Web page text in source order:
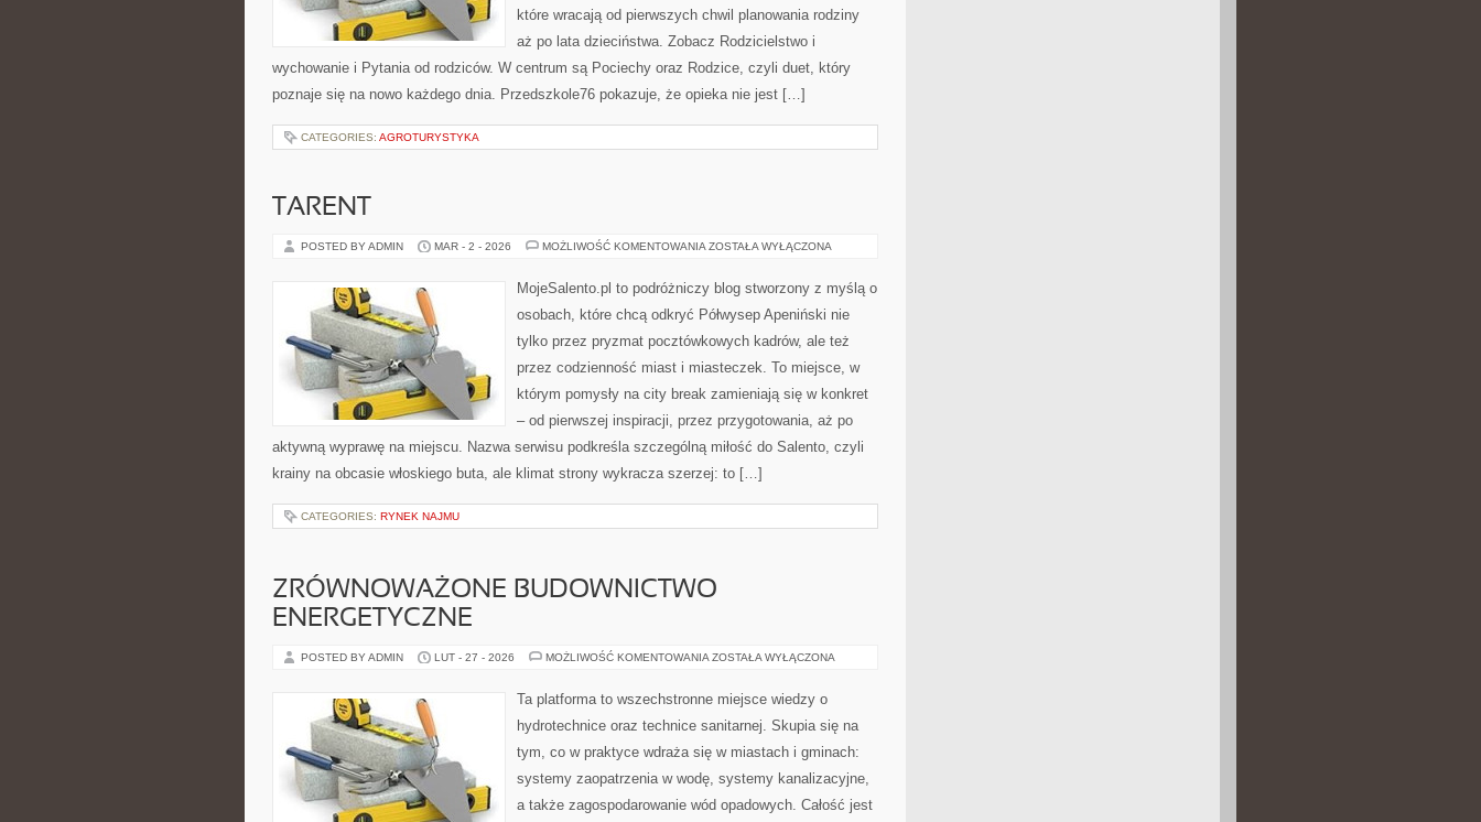
które wracają od pierwszych chwil planowania rodziny
aż po lata dzieciństwa. Zobacz Rodzicielstwo i
wychowanie i Pytania od rodziców. W centrum są Pociechy oraz Rodzice, czyli duet, który
poznaje się na nowo każdego dnia. Przedszkole76 pokazuje, że opieka nie jest […]
CATEGORIES: AGROTURYSTYKA
TARENT
POSTED BY ADMIN MAR - 2 - 2026 MOŻLIWOŚĆ KOMENTOWANIA TARENT
ZOSTAŁA WYŁĄCZONA
MojeSalento.pl to podróżniczy blog stworzony z myślą o
osobach, które chcą odkryć Półwysep Apeniński nie
tylko przez pryzmat pocztówkowych kadrów, ale też
przez codzienność miast i miasteczek. To miejsce, w
którym pomysły na city break zamieniają się w konkret
– od pierwszej inspiracji, przez przygotowania, aż po
aktywną wyprawę na miejscu. Nazwa serwisu podkreśla szczególną miłość do Salento, czyli
krainy na obcasie włoskiego buta, ale klimat strony wykracza szerzej: to […]
CATEGORIES: RYNEK NAJMU
ZRÓWNOWAŻONE BUDOWNICTWO
ENERGETYCZNE
POSTED BY ADMIN LUT - 27 - 2026 MOŻLIWOŚĆ KOMENTOWANIA ZRÓWNOWAŻONE
ZOSTAŁA WYŁĄCZONA
Ta platforma to wszechstronne miejsce wiedzy o
hydrotechnice oraz technice sanitarnej. Skupia się na
tym, co w praktyce wdraża się w miastach i gminach:
systemy zaopatrzenia w wodę, systemy kanalizacyjne,
a także zagospodarowanie wód opadowych. Całość jest